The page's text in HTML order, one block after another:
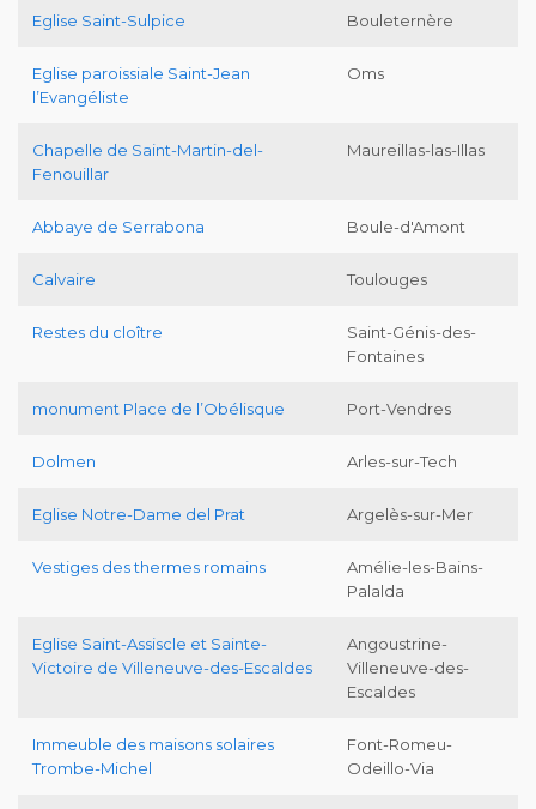
Eglise Saint-Sulpice Bouleternère
Eglise paroissiale Saint-Jean
l’Evangéliste
Oms
Chapelle de Saint-Martin-del-
Fenouillar
Maureillas-las-Illas
Abbaye de Serrabona Boule-d'Amont
Calvaire Toulouges
Restes du cloître
Saint-Génis-des-
Fontaines
monument Place de l’Obélisque Port-Vendres
Dolmen Arles-sur-Tech
Eglise Notre-Dame del Prat Argelès-sur-Mer
Vestiges des thermes romains
Amélie-les-Bains-
Palalda
Eglise Saint-Assiscle et Sainte-
Victoire de Villeneuve-des-Escaldes
Angoustrine-
Villeneuve-des-
Escaldes
Immeuble des maisons solaires
Trombe-Michel
Font-Romeu-
Odeillo-Via